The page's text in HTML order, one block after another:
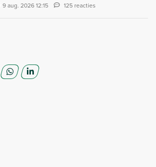
9 aug. 2026 12:15 125 reacties